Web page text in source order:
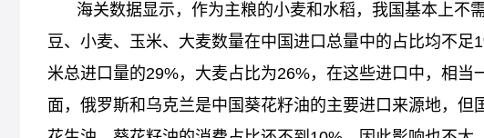
海关数据显示，作为主粮的小麦和水稻，我国基本上不
豆、小麦、玉米、大麦数量在中国进口总量中的占比均不
米总进口量的29%，大麦占比为26%，在这些进口中，相当
面，俄罗斯和乌克兰是中国葵花籽油的主要进口来源地，但